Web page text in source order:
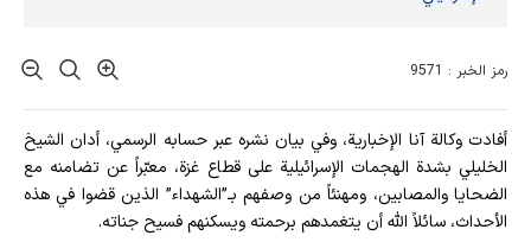
رمز الخبر : 9571
أفادت وکالة آنا الإخباریة، وفي بيان نشره عبر حسابه الرسمي، أدان الشيخ
الخليلي بشدة الهجمات الإسرائيلية على قطاع غزة، معبّراً عن تضامنه مع
الضحايا والمصابين، ومهنئاً من وصفهم بـ”الشهداء” الذين قضوا في هذه
الأحداث، سائلاً الله أن يتغمدهم برحمته ويسكنهم فسيح جناته.